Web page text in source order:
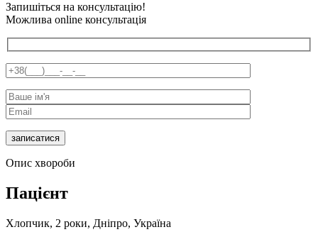
Запишіться на консультацію!
Можлива online консультація
Опис хвороби
Пацієнт
Хлопчик, 2 роки, Дніпро, Україна